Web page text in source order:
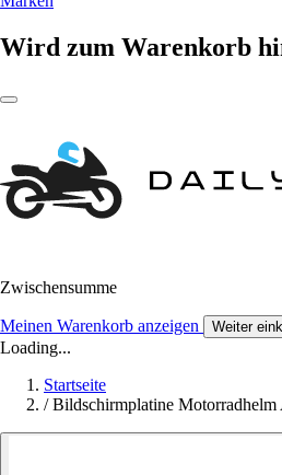
Wird zum Warenkorb
Zwischensumme
Meinen Warenkorb anzeigen Weiter
Loading...
Startseite
/ Bildschirmplatine